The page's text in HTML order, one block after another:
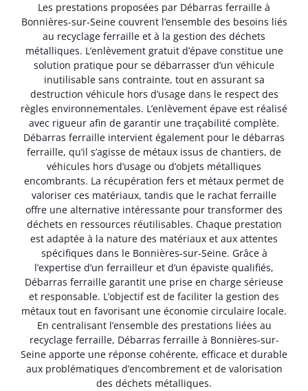
Les prestations proposées par Débarras ferraille à
Bonnières-sur-Seine couvrent l’ensemble des besoins liés
au recyclage ferraille et à la gestion des déchets
métalliques. L’enlèvement gratuit d’épave constitue une
solution pratique pour se débarrasser d’un véhicule
inutilisable sans contrainte, tout en assurant sa
destruction véhicule hors d’usage dans le respect des
règles environnementales. L’enlèvement épave est réalisé
avec rigueur afin de garantir une traçabilité complète.
Débarras ferraille intervient également pour le débarras
ferraille, qu’il s’agisse de métaux issus de chantiers, de
véhicules hors d’usage ou d’objets métalliques
encombrants. La récupération fers et métaux permet de
valoriser ces matériaux, tandis que le rachat ferraille
offre une alternative intéressante pour transformer des
déchets en ressources réutilisables. Chaque prestation
est adaptée à la nature des matériaux et aux attentes
spécifiques dans le Bonnières-sur-Seine. Grâce à
l’expertise d’un ferrailleur et d’un épaviste qualifiés,
Débarras ferraille garantit une prise en charge sérieuse
et responsable. L’objectif est de faciliter la gestion des
métaux tout en favorisant une économie circulaire locale.
En centralisant l’ensemble des prestations liées au
recyclage ferraille, Débarras ferraille à Bonnières-sur-
Seine apporte une réponse cohérente, efficace et durable
aux problématiques d’encombrement et de valorisation
des déchets métalliques.